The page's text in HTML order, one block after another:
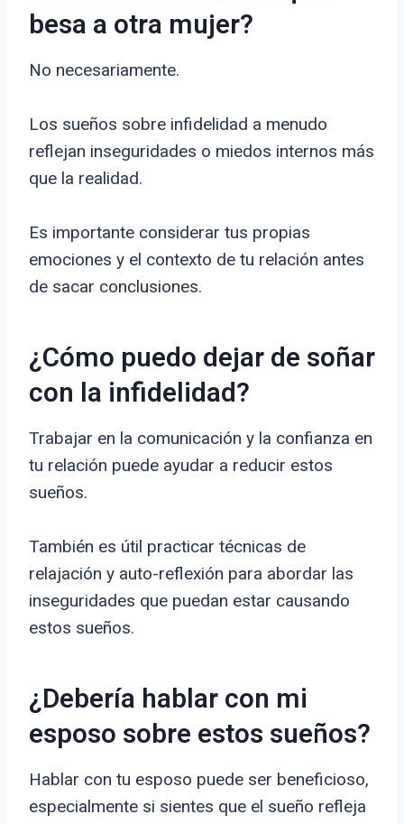
besa a otra mujer?
No necesariamente.
Los sueños sobre infidelidad a menudo
reflejan inseguridades o miedos internos más
que la realidad.
Es importante considerar tus propias
emociones y el contexto de tu relación antes
de sacar conclusiones.
¿Cómo puedo dejar de soñar
con la infidelidad?
Trabajar en la comunicación y la confianza en
tu relación puede ayudar a reducir estos
sueños.
También es útil practicar técnicas de
relajación y auto-reflexión para abordar las
inseguridades que puedan estar causando
estos sueños.
¿Debería hablar con mi
esposo sobre estos sueños?
Hablar con tu esposo puede ser beneficioso,
especialmente si sientes que el sueño refleja